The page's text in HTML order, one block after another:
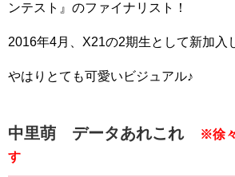
ンテスト』のファイナリスト！
2016年4月、X21の2期生として新加入
やはりとても可愛いビジュアル♪
中里萌 データあれこれ
※徐
す